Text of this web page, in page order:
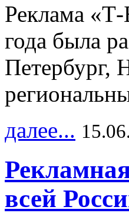
Реклама
года была
Петербург,
далее...
всей